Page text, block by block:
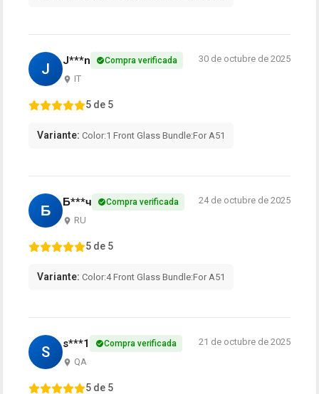
J J***n Compra verificada
IT
30 de octubre de 2025
5 de 5
Variante: Color:1 Front Glass Bundle:For A51
Б Б***ч Compra verificada
RU
24 de octubre de 2025
5 de 5
Variante: Color:4 Front Glass Bundle:For A51
S s***1 Compra verificada
QA
21 de octubre de 2025
5 de 5